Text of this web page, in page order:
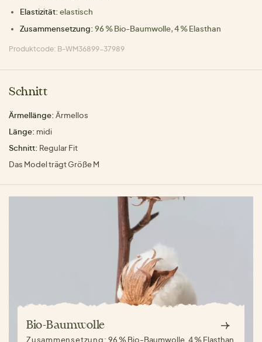
Elastizität: elastisch
Zusammensetzung: 96 % Bio-Baumwolle, 4 % Elasthan
Produktcode: B-WM36899-37989
Schnitt
Ärmellänge: Ärmellos
Länge: midi
Schnitt: Regular Fit
Das Model trägt Größe M
Bio-Baumwolle
Zusammensetzung:96 % Bio-Baumwolle, 4 % Elasthan